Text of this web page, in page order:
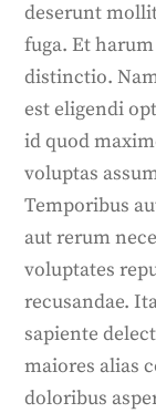
deserunt
fuga. Et
distinctio.
est eligendi
id quod
voluptas
Temporibus
aut rerum
voluptates
recusandae.
sapiente
maiores alias
doloribus